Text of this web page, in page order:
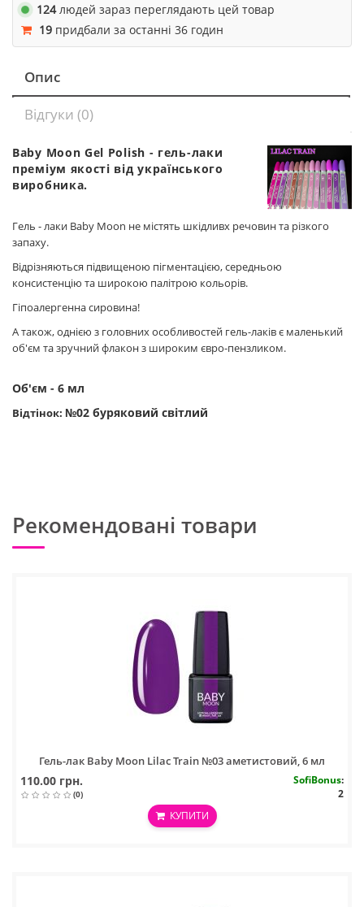
124людей зараз переглядають цей товар
19 придбали за останні 36 годин
Опис
Відгуки (0)
Baby Moon Gel Polish - гель-лаки
преміум якості від українського
виробника.
Гель - лаки Baby Moon не містять шкідливх речовин та різкого
запаху.
Відрізняються підвищеною пігментацією, середньою
консистенцію та широкою палітрою кольорів.
Гіпоалергенна сировина!
А також, однією з головних особливостей гель-лаків є маленький
об'єм та зручний флакон з широким євро-пензликом.
Об'єм - 6 мл
Відтінок: №02 буряковий світлий
Рекомендовані товари
Гель-лак Baby Moon Lilac Train №03 аметистовий, 6 мл
110.00 грн.
(0)
SofiBonus:
2
КУПИТИ